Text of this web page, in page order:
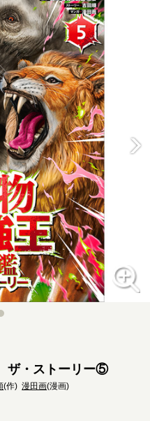
・ストーリー⑤
(作)漫田画(漫画)